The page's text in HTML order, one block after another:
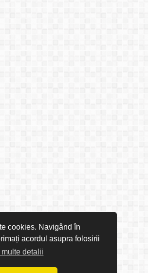
cookies. Navigând în
acordul asupra folosirii
multe detalii